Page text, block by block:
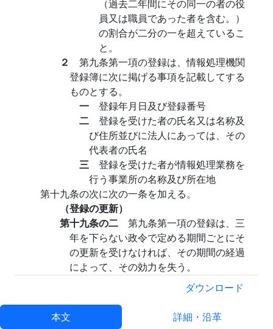
（過去二年間にその同一の者の役
員又は職員であった者を含む。）
の割合が二分の一を超えているこ
と。
２ 第九条第一項の登録は、情報処理機関
登録簿に次に掲げる事項を記載してする
ものとする。
一 登録年月日及び登録番号
二 登録を受けた者の氏名又は名称及
び住所並びに法人にあっては、その
代表者の氏名
三 登録を受けた者が情報処理業務を
行う事業所の名称及び所在地
第十九条の次に次の一条を加える。
（登録の更新）
第十九条の二 第九条第一項の登録は、三
年を下らない政令で定める期間ごとにそ
の更新を受けなければ、その期間の経過
によって、その効力を失う。
前三条の規定は、前項の登録の更新に
第二十条、第二十一条、第二十二条第一項及び
第三項並びに第二十三条中「指定情報処理機関」
ダウンロード
本文 詳細・沿革